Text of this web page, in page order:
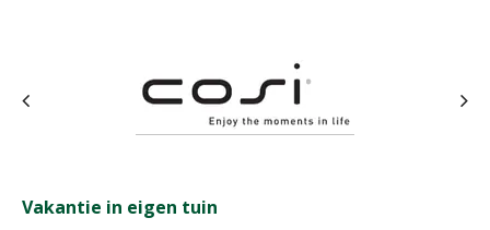
Vakantie in eigen tuin